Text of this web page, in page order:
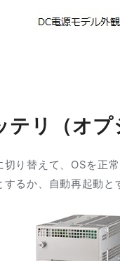
リ（オプ
り替えて、OSを正
るか、自動再起動